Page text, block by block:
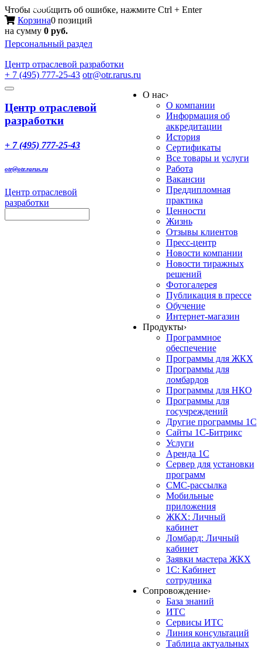
Чтобы сообщить об ошибке, нажмите Ctrl + Enter
Корзина0 позиций
на сумму 0 руб.
Персональный раздел
Центр отраслевой разработки
+ 7 (495) 777-25-43 otr@otr.rarus.ru
Toggle
Меню
Центр отраслевой
разработки
+ 7 (495) 777-25-43
otr@otr.rarus.ru
Центр отраслевой
разработки
О нас›
О компании
Информация об
аккредитации
История
Сертификаты
Все товары и услуги
Работа
Вакансии
Преддипломная
практика
Ценности
Жизнь
Отзывы клиентов
Пресс-центр
Новости компании
Новости тиражных
решений
Фотогалерея
Публикация в прессе
Обучение
Интернет-магазин
Продукты›
Программное
обеспечение
Программы для ЖКХ
Программы для
ломбардов
Программы для НКО
Программы для
госучреждений
Другие программы 1С
Сайты 1С-Битрикс
Услуги
Аренда 1С
Сервер для установки
программ
СМС-рассылка
Мобильные
приложения
ЖКХ: Личный
кабинет
Ломбард: Личный
кабинет
Заявки мастера ЖКХ
1С: Кабинет
сотрудника
Сопровождение›
База знаний
ИТС
Сервисы ИТС
Линия консультаций
Таблица актуальных